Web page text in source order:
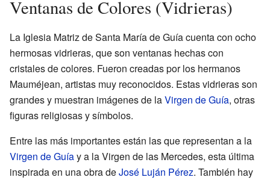
Ventanas de Colores (Vidrieras)
La Iglesia Matriz de Santa María de Guía cuenta con ocho
hermosas vidrieras, que son ventanas hechas con
cristales de colores. Fueron creadas por los hermanos
Mauméjean, artistas muy reconocidos. Estas vidrieras son
grandes y muestran imágenes de laVirgen de Guía, otras
figuras religiosas y símbolos.
Entre las más importantes están las que representan a la
Virgen de Guíay a la Virgen de las Mercedes, esta última
inspirada en una obra deJosé Luján Pérez. También hay